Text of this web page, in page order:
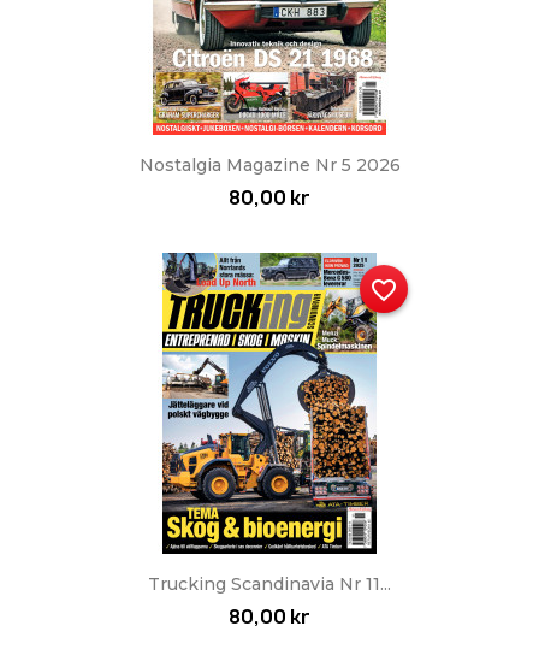
Nostalgia Magazine Nr 5 2026
80,00 kr
Trucking Scandinavia Nr 11...
80,00 kr
favorite_border